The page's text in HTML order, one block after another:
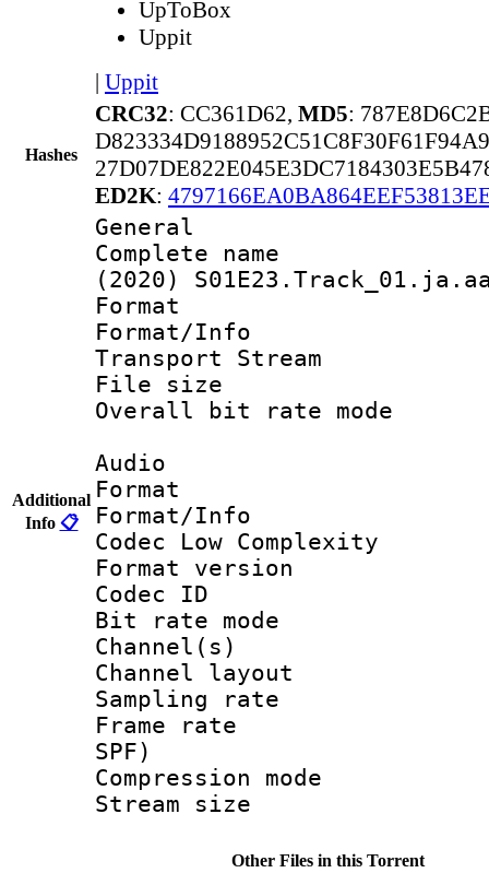
UpToBox
Uppit
| Uppit
Hashes
CRC32: CC361D62, MD5:
ED2K:
Additional
Info 📋
General
Complete
(2020)
Format :
Format/Info
Transport Stream
File size :
Overall bit rate
Audio
Format :
Format/Info :
Codec Low Complexity
Format
Codec
Bit rate
Channel(s)
Channel
Sampling
Frame rate :
SPF)
Compression
Stream size :
Other Files in this Torrent